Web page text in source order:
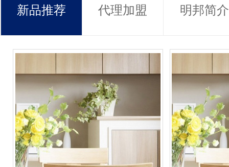
新品推荐 代理加盟 明邦简介